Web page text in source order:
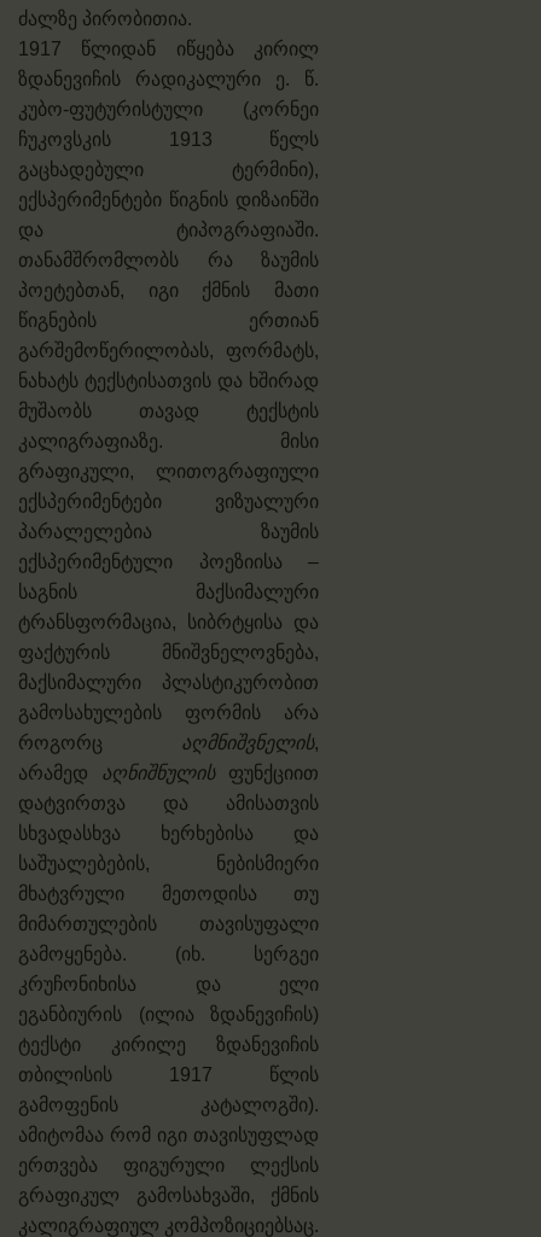
ძალზე პირობითია.
1917 წლიდან იწყება კირილ
ზდანევიჩის რადიკალური ე. წ.
კუბო-ფუტურისტული (კორნეი
ჩუკოვსკის 1913 წელს
გაცხადებული ტერმინი),
ექსპერიმენტები წიგნის დიზაინში
და ტიპოგრაფიაში.
თანამშრომლობს რა ზაუმის
პოეტებთან, იგი ქმნის მათი
წიგნების ერთიან
გარშემოწერილობას, ფორმატს,
ნახატს ტექსტისათვის და ხშირად
მუშაობს თავად ტექსტის
კალიგრაფიაზე. მისი
გრაფიკული, ლითოგრაფიული
ექსპერიმენტები ვიზუალური
პარალელებია ზაუმის
ექსპერიმენტული პოეზიისა –
საგნის მაქსიმალური
ტრანსფორმაცია, სიბრტყისა და
ფაქტურის მნიშვნელოვნება,
მაქსიმალური პლასტიკურობით
გამოსახულების ფორმის არა
როგორც აღმნიშვნელის,
არამედ აღნიშნულისფუნქციით
დატვირთვა და ამისათვის
სხვადასხვა ხერხებისა და
საშუალებების, ნებისმიერი
მხატვრული მეთოდისა თუ
მიმართულების თავისუფალი
გამოყენება. (იხ. სერგეი
კრუჩონიხისა და ელი
ეგანბიურის (ილია ზდანევიჩის)
ტექსტი კირილე ზდანევიჩის
თბილისის 1917 წლის
გამოფენის კატალოგში).
ამიტომაა რომ იგი თავისუფლად
ერთვება ფიგურული ლექსის
გრაფიკულ გამოსახვაში, ქმნის
კალიგრაფიულ კომპოზიციებსაც.